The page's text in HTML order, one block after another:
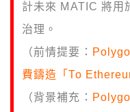
計未來 MATIC 將用
治理。
（前情提要：
費鑄造「To
（背景補充：